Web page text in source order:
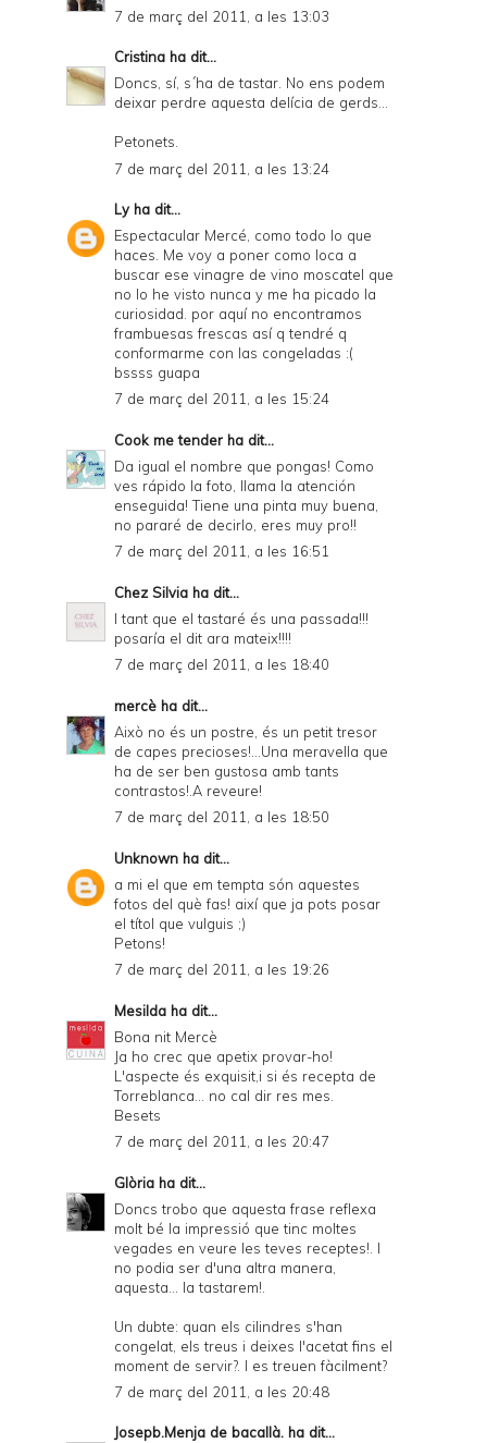
7 de març del 2011, a les 13:03
Cristina ha dit...
Doncs, sí, s´ha de tastar. No ens podem
deixar perdre aquesta delícia de gerds...
Petonets.
7 de març del 2011, a les 13:24
Lyha dit...
Espectacular Mercé, como todo lo que
haces. Me voy a poner como loca a
buscar ese vinagre de vino moscatel que
no lo he visto nunca y me ha picado la
curiosidad. por aquí no encontramos
frambuesas frescas así q tendré q
conformarme con las congeladas :(
bssss guapa
7 de març del 2011, a les 15:24
Cook me tender ha dit...
Da igual el nombre que pongas! Como
ves rápido la foto, llama la atención
enseguida! Tiene una pinta muy buena,
no pararé de decirlo, eres muy pro!!
7 de març del 2011, a les 16:51
Chez Silvia ha dit...
I tant que el tastaré és una passada!!!
posaría el dit ara mateix!!!!
7 de març del 2011, a les 18:40
mercè ha dit...
Això no és un postre, és un petit tresor
de capes precioses!...Una meravella que
ha de ser ben gustosa amb tants
contrastos!.A reveure!
7 de març del 2011, a les 18:50
Unknown ha dit...
a mi el que em tempta són aquestes
fotos del què fas! així que ja pots posar
el títol que vulguis ;)
Petons!
7 de març del 2011, a les 19:26
Mesilda ha dit...
Bona nit Mercè
Ja ho crec que apetix provar-ho!
L'aspecte és exquisit,i si és recepta de
Torreblanca... no cal dir res mes.
Besets
7 de març del 2011, a les 20:47
Glòria ha dit...
Doncs trobo que aquesta frase reflexa
molt bé la impressió que tinc moltes
vegades en veure les teves receptes!. I
no podia ser d'una altra manera,
aquesta... la tastarem!.
Un dubte: quan els cilindres s'han
congelat, els treus i deixes l'acetat fins el
moment de servir?. I es treuen fàcilment?
7 de març del 2011, a les 20:48
Josepb.Menja de bacallà. ha dit...